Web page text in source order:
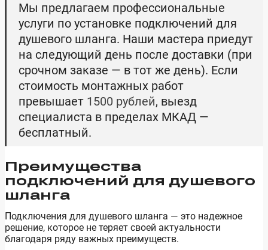
Мы предлагаем профессиональные
услуги по установке подключений для
душевого шланга. Наши мастера приедут
на следующий день после доставки (при
срочном заказе — в тот же день). Если
стоимость монтажных работ
превышает 1500 рублей, выезд
специалиста в пределах МКАД —
бесплатный.
Преимущества
подключений для душевого
шланга
Подключения для душевого шланга — это надежное
решение, которое не теряет своей актуальности
благодаря ряду важных преимуществ.